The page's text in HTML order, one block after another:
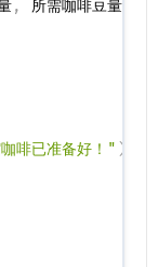
, 所需咖啡豆量
啡已准备好！" )